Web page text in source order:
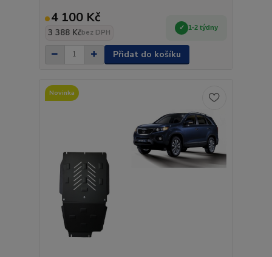
4 100 Kč
3 388 Kčbez DPH
1-2 týdny
Přidat do košíku
Novinka